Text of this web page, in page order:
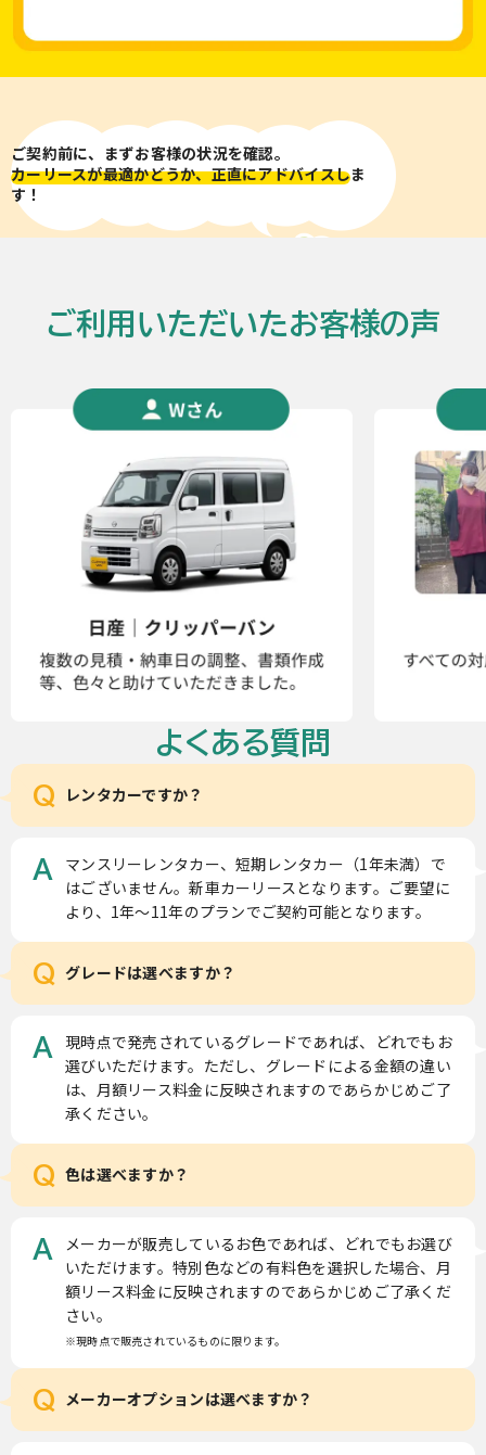
ご契約前に、まずお客様の状況を確認。
カーリースが最適かどうか、正直にアドバイスしま
す！
ご利用いただいたお客様の声
よくある質問
Q レンタカーですか？
A
マンスリーレンタカー、短期レンタカー（1年未満）で
はございません。新車カーリースとなります。ご要望に
より、1年～11年のプランでご契約可能となります。
Q グレードは選べますか？
A
現時点で発売されているグレードであれば、どれでもお
選びいただけます。ただし、グレードによる金額の違い
は、月額リース料金に反映されますのであらかじめご了
承ください。
Q 色は選べますか？
A
メーカーが販売しているお色であれば、どれでもお選び
いただけます。特別色などの有料色を選択した場合、月
額リース料金に反映されますのであらかじめご了承くだ
さい。
※現時点で販売されているものに限ります。
Q メーカーオプションは選べますか？